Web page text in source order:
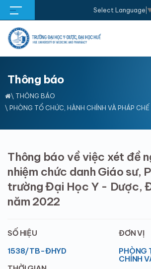
Select Language
Thông báo
\ THÔNG BÁO
\ PHÒNG TỔ CHỨC, HÀNH CHÍNH VÀ PHÁP CHẾ
Thông báo về việc xét đề
nhiệm chức danh Giáo sư,
trường Đại Học Y - Dược,
năm 2022
SỐ HIỆU
1538/TB-ĐHYD
ĐƠN VỊ
PHÒNG
CHÍNH